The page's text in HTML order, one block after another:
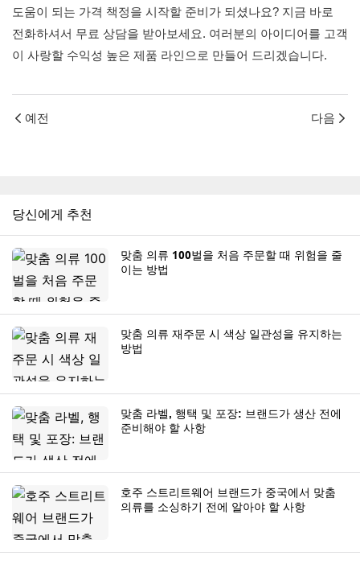
도움이 되는 가격 책정을 시작할 준비가 되셨나요? 지금 바로
전화하셔서 무료 상담을 받아보세요. 여러분의 아이디어를 고객
이 사랑할 수익성 높은 제품 라인으로 만들어 드리겠습니다.
예전 다음
당신에게 추천
맞춤 의류 100벌을 처음 주문할 때 위험을 줄
이는 방법
맞춤 의류 재주문 시 색상 일관성을 유지하는
방법
맞춤 라벨, 행택 및 포장: 브랜드가 생산 전에
준비해야 할 사항
호주 스트리트웨어 브랜드가 중국에서 맞춤
의류를 소싱하기 전에 알아야 할 사항